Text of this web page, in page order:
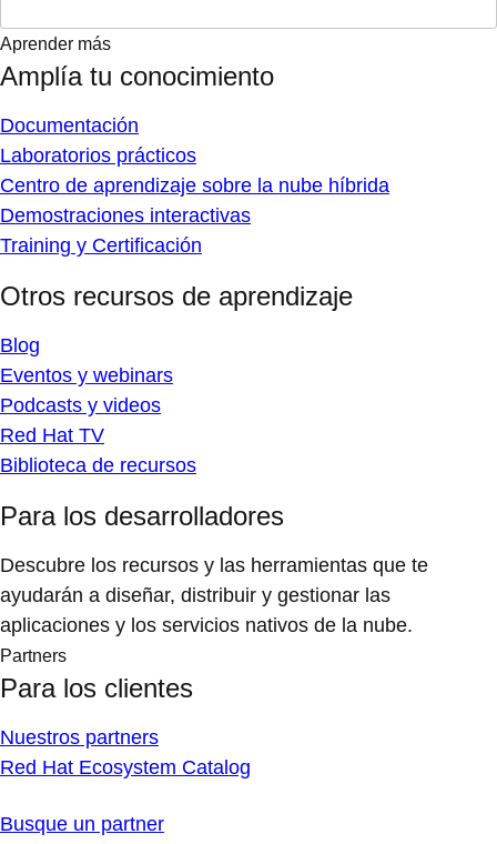
Aprender más
Amplía tu conocimiento
Documentación
Laboratorios prácticos
Centro de aprendizaje sobre la nube híbrida
Demostraciones interactivas
Training y Certificación
Otros recursos de aprendizaje
Blog
Eventos y webinars
Podcasts y videos
Red Hat TV
Biblioteca de recursos
Para los desarrolladores
Descubre los recursos y las herramientas que te
ayudarán a diseñar, distribuir y gestionar las
aplicaciones y los servicios nativos de la nube.
Partners
Para los clientes
Nuestros partners
Red Hat Ecosystem Catalog
Busque un partner